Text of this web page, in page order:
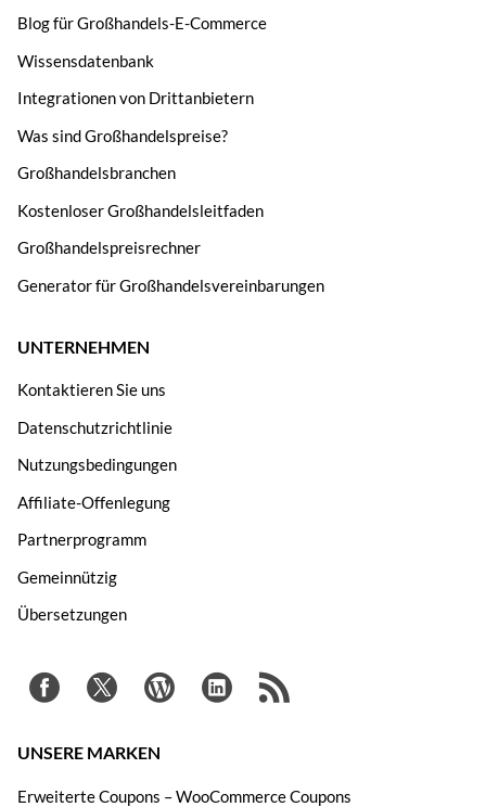
Blog für Großhandels-E-Commerce
Wissensdatenbank
Integrationen von Drittanbietern
Was sind Großhandelspreise?
Großhandelsbranchen
Kostenloser Großhandelsleitfaden
Großhandelspreisrechner
Generator für Großhandelsvereinbarungen
UNTERNEHMEN
Kontaktieren Sie uns
Datenschutzrichtlinie
Nutzungsbedingungen
Affiliate-Offenlegung
Partnerprogramm
Gemeinnützig
Übersetzungen
UNSERE MARKEN
Erweiterte Coupons – WooCommerce Coupons